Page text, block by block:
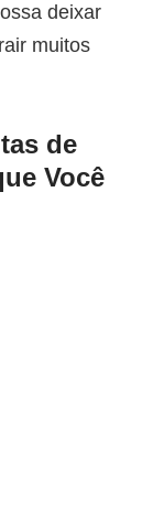
deixar
muitos
de
Você